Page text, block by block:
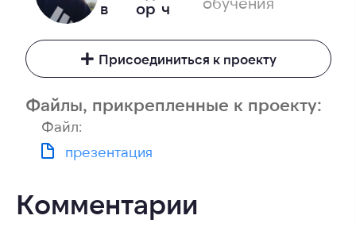
в
ор ч
Присоединиться к проекту
Файлы, прикрепленные к проекту:
Файл:
презентация
Комментарии